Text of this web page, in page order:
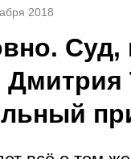
2018
Суд,